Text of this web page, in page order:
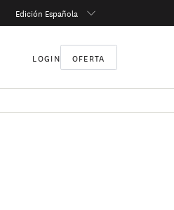
Edición Española
LOGIN OFERTA